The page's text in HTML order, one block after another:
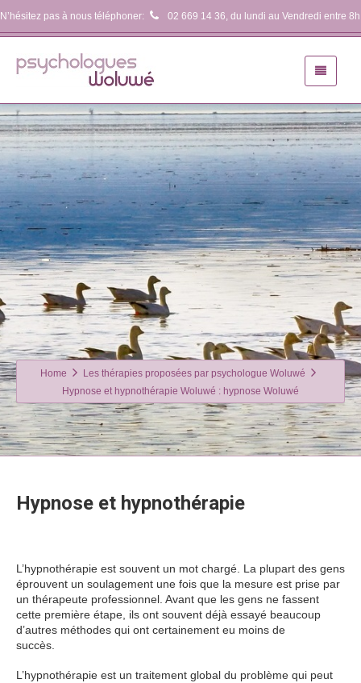
N’hésitez pas à nous téléphoner: 02 669 14 36, du lundi au Vendredi entre
Home
Les thérapies proposées par psychologue Woluwé
Hypnose et hypnothérapie Woluwé : hypnose Woluwé
Hypnose et hypnothérapie
L’hypnothérapie est souvent un mot chargé. La plupart des gens
éprouvent un soulagement une fois que la mesure est prise par
un thérapeute professionnel. Avant que les gens ne fassent
cette première étape, ils ont souvent déjà essayé beaucoup
d’autres méthodes qui ont certainement eu moins de
succès.
L’hypnothérapie est un traitement global du problème qui peut